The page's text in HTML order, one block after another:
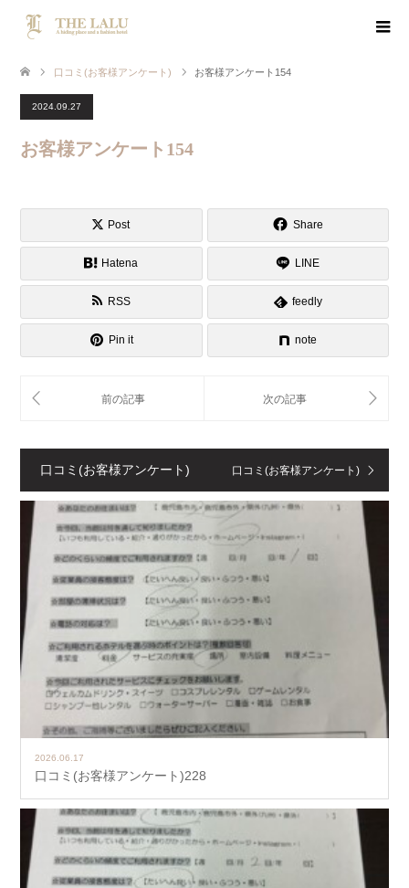
口コミ(お客様アンケート) お客様アンケート154
2024.09.27
お客様アンケート154
Post Share
Hatena LINE
RSS feedly
Pin it note
口コミ(お客様アンケート) 口コミ(お客様アンケート)
2026.06.17
口コミ(お客様アンケート)228